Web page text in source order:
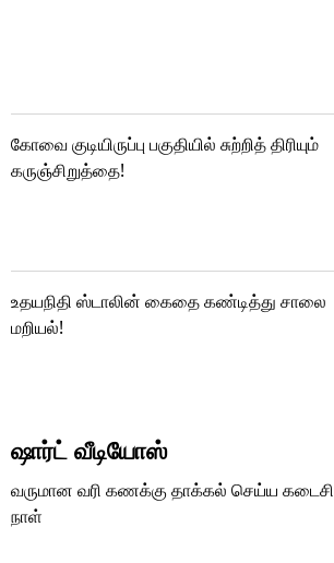
கோவை குடியிருப்பு பகுதியில் சுற்றித் திரியும்
கருஞ்சிறுத்தை!
உதயநிதி ஸ்டாலின் கைதை கண்டித்து சாலை
மறியல்!
ஷார்ட் வீடியோஸ்
வருமான வரி கணக்கு தாக்கல் செய்ய கடைசி
நாள்